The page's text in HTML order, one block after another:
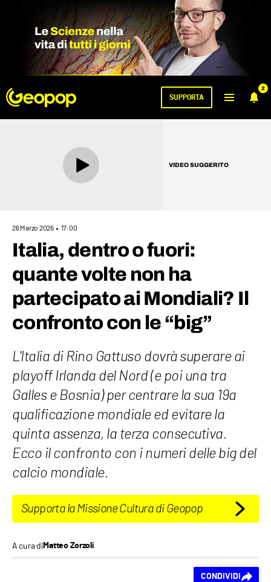
2
SUPPORTA
VIDEO SUGGERITO
26 Marzo 2026 17:00
Italia, dentro o fuori:
quante volte non ha
partecipato ai Mondiali? Il
confronto con le “big”
L'Italia di Rino Gattuso dovrà superare ai
playoff Irlanda del Nord (e poi una tra
Galles e Bosnia) per centrare la sua 19a
qualificazione mondiale ed evitare la
quinta assenza, la terza consecutiva.
Ecco il confronto con i numeri delle big del
calcio mondiale.
Supporta la Missione Cultura di Geopop
A cura diMatteo Zorzoli
CONDIVIDI